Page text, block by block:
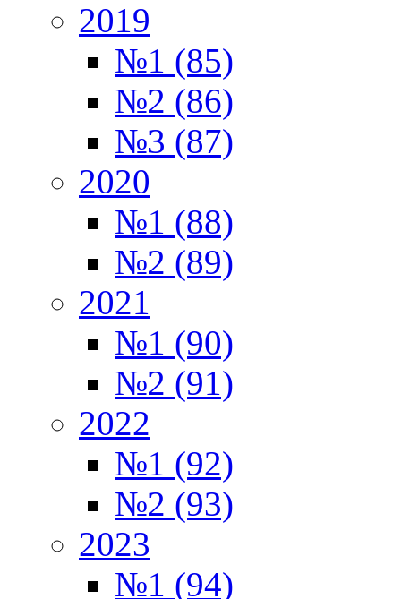
2019
№1 (85)
№2 (86)
№3 (87)
2020
№1 (88)
№2 (89)
2021
№1 (90)
№2 (91)
2022
№1 (92)
№2 (93)
2023
№1 (94)